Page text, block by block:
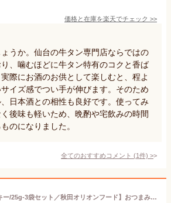
価格と在庫を楽天でチェック >>
うか。仙台の牛タン専門店ならではの
、噛むほどに牛タン特有のコクと香ば
際にお酒のお供として楽しむと、程よ
イズ感でつい手が伸びます。そのため
日本酒との相性も良好です。使ってみ
後味も軽いため、晩酌や宅飲みの時間
のになりました。
全てのおすすめコメント (1件) >
【牛たんジャーキー/25g-3袋セット／秋田オリオンフード】おつまみ 珍味 牛タン 牛たん 牛タンジャーキー ジャーキー ビーフジャーキー 土産